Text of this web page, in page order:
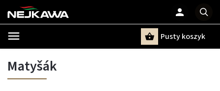
Pusty koszyk
Matyšák